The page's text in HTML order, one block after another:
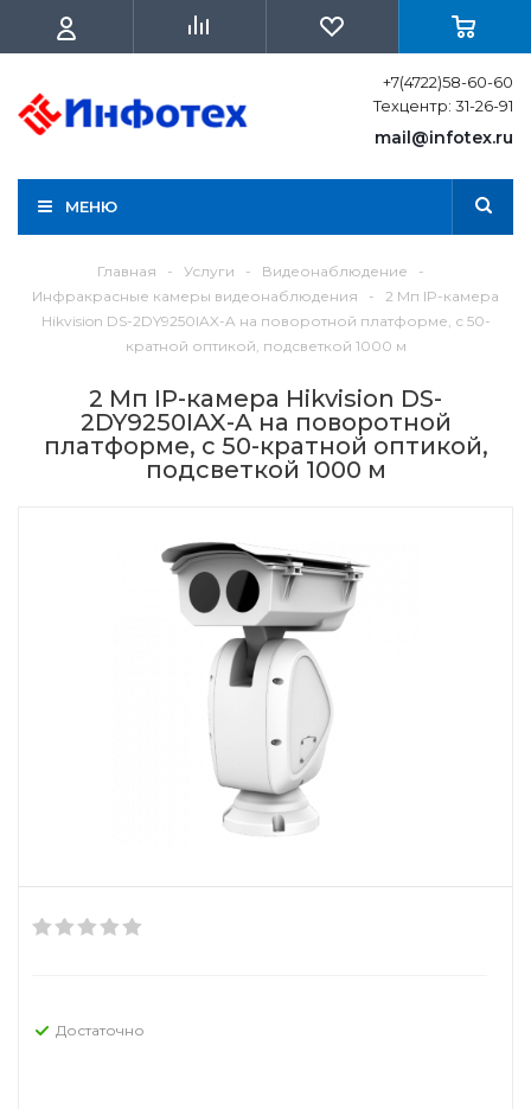
+7(4722)58-60-60
Техцентр: 31-26-91
mail@infotex.ru
МЕНЮ
Главная - Услуги - Видеонаблюдение
-
Инфракрасные камеры видеонаблюдения
-
2 Мп IP-камера
Hikvision DS-2DY9250IAX-A на поворотной платформе, с 50-
кратной оптикой, подсветкой 1000 м
2 Мп IP-камера Hikvision DS-
2DY9250IAX-A на поворотной
платформе, с 50-кратной оптикой,
подсветкой 1000 м
Достаточно